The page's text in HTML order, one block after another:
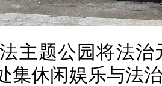
主题公园将法
集休闲娱乐与法